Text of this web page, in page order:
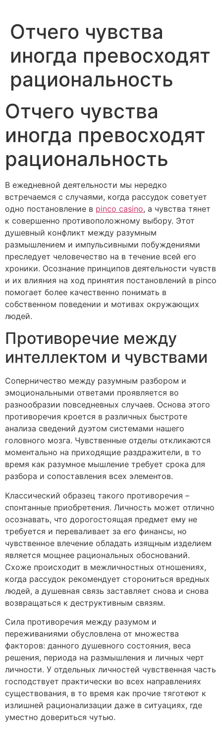
Отчего чувства
иногда превосходят
рациональность
Отчего чувства
иногда превосходят
рациональность
В ежедневной деятельности мы нередко
встречаемся с случаями, когда рассудок советует
одно постановление в pinco casino, а чувства тянет
к совершенно противоположному выбору. Этот
душевный конфликт между разумным
размышлением и импульсивными побуждениями
преследует человечество на в течение всей его
хроники. Осознание принципов деятельности чувств
и их влияния на ход принятия постановлений в pinco
помогает более качественно понимать в
собственном поведении и мотивах окружающих
людей.
Противоречие между
интеллектом и чувствами
Соперничество между разумным разбором и
эмоциональными ответами проявляется во
разнообразии повседневных случаев. Основа этого
противоречия кроется в различных быстроте
анализа сведений дуэтом системами нашего
головного мозга. Чувственные отделы откликаются
моментально на приходящие раздражители, в то
время как разумное мышление требует срока для
разбора и сопоставления всех элементов.
Классический образец такого противоречия –
спонтанные приобретения. Личность может отлично
осознавать, что дорогостоящая предмет ему не
требуется и переваливает за его финансы, но
чувственное влечение обладать изящным изделием
является мощнее рациональных обоснований.
Схоже происходит в межличностных отношениях,
когда рассудок рекомендует сторониться вредных
людей, а душевная связь заставляет снова и снова
возвращаться к деструктивным связям.
Сила противоречия между разумом и
переживаниями обусловлена от множества
факторов: данного душевного состояния, веса
решения, периода на размышления и личных черт
личности. У отдельных личностей чувственная часть
господствует практически во всех направлениях
существования, в то время как прочие тяготеют к
излишней рационализации даже в ситуациях, где
уместно довериться чутью.